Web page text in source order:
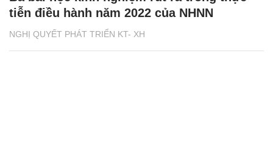
NGHỊ QUYẾT PHÁT TRIỂN KT- XH
tiễn điều hành năm 2022 của NHNN